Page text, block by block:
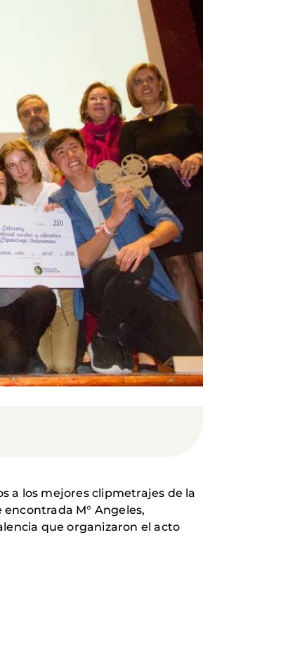
a los mejores clipmetrajes de la
M° Angeles,
que organizaron el acto